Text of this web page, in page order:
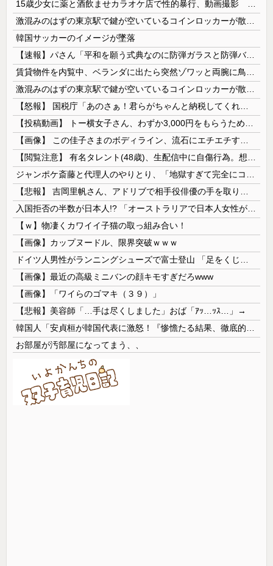
韓国サッカーのイメージが墜落
【速報】パさん「平和を願う式典なのに防弾ガラスと防弾バッグSP」安倍元首相の悲劇や石破前首相も同環境だったことは忘れる
【ｗ】物凄くカワイイ子猫の取っ組み合い！
【画像】カップヌードル、限界突破ｗｗｗ
【画像】最近の高級ミニバンの顔キモすぎだろwww
【画像】「ワイらのゴマキ（３９）」
【悲報】美容師「…手は尽くしました」おば「ｱｯ…ｯｽ…」→
お部屋が汚部屋になってまう、、